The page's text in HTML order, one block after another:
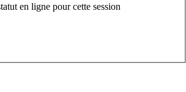
en ligne pour cette session